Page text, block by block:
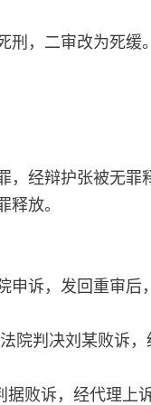
，二审改为死缓。
经辩护张被无罪
放。
申诉，发回重审后
院判决刘某败诉
败诉，经代理上